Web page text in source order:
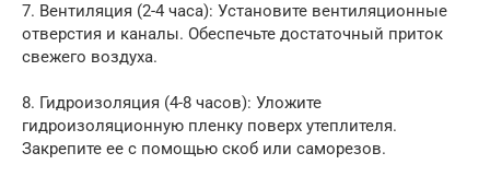
7. Вентиляция (2-4 часа): Установите вентиляционные
отверстия и каналы. Обеспечьте достаточный приток
свежего воздуха.
8. Гидроизоляция (4-8 часов): Уложите
гидроизоляционную пленку поверх утеплителя.
Закрепите ее с помощью скоб или саморезов.